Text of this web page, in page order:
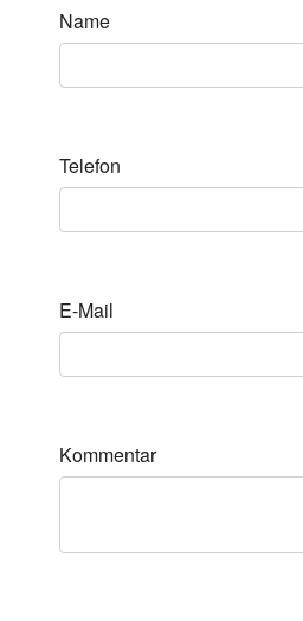
Name
Telefon
E-Mail
Kommentar